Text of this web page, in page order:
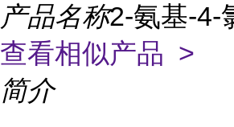
产品名称2-氨基-4-
查看相似产品 >
简介